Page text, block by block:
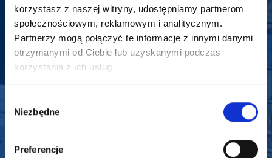
korzystasz z naszej witryny, udostępniamy partnerom
społecznościowym, reklamowym i analitycznym.
Partnerzy mogą połączyć te informacje z innymi danymi
otrzymanymi od Ciebie lub uzyskanymi podczas
korzystania z ich usług.
zgody
Niezbędne
Preferencje